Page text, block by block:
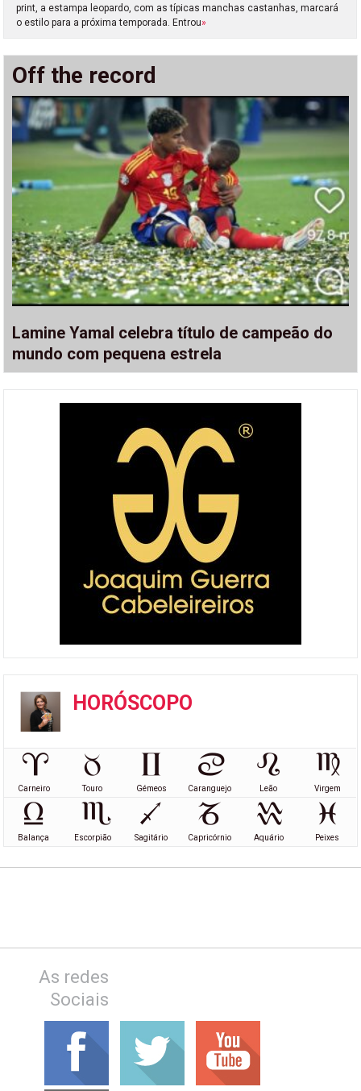
print, a estampa leopardo, com as típicas manchas castanhas, marcará
o estilo para a próxima temporada. Entrou»
Off the record
Lamine Yamal celebra título de campeão do
mundo com pequena estrela
HORÓSCOPO
Carneiro Touro Gémeos Caranguejo Leão Virgem
Balança Escorpião Sagitário Capricórnio Aquário Peixes
As redes
Sociais